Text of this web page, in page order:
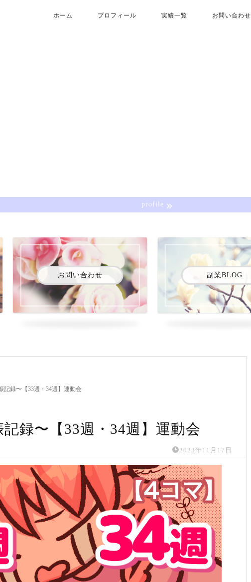
ホーム プロフィール 実績一覧 お問い合わせ
profile
お問い合わせ 副業BLOG
記録〜【33週・34週】運動会
録〜【33週・34週】運動会
2023年11月17日